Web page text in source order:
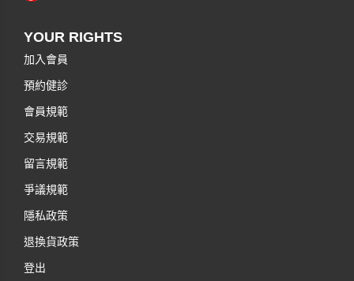
YOUR RIGHTS
加入會員
預約健診
會員規範
交易規範
留言規範
爭議規範
隱私政策
退換貨政策
登出